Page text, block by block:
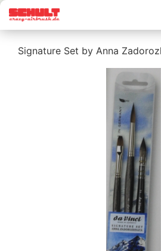
Signature Set by Anna